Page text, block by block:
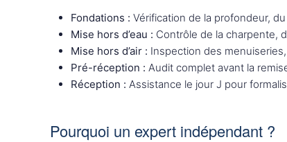
Fondations : Vérification de la profondeur,
Mise hors d’eau : Contrôle de la charpente,
Mise hors d’air : Inspection des
Pré-réception : Audit complet avant la
Réception : Assistance le jour J pour
Pourquoi un expert indépendant ?